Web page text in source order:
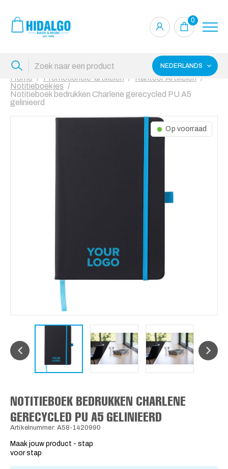
0
NEDERLANDS
Home Promotionele-artikelen
Kantoor Artikelen
Notitieboekjes
Notitieboek bedrukken Charlene gerecycled PU A5
gelinieerd
Op voorraad
NOTITIEBOEK BEDRUKKEN CHARLENE
GERECYCLED PU A5 GELINIEERD
Artikelnummer: A58-1420990
Maak jouw product - stap
voor stap